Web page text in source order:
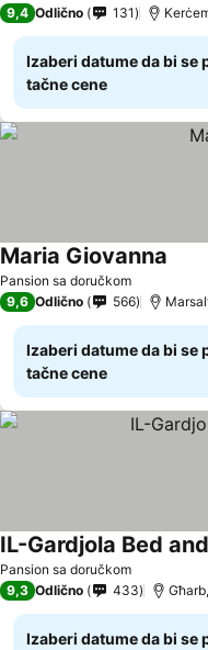
9,4 Odlično 131
Izaberi datume da bi se
tačne cene
Pansion sa doručkom
Maria Giovanna
9,6 Odlično 566
Izaberi datume da bi se
tačne cene
Pansion sa doručkom
IL-Gardjola Bed
9,3 Odlično 433
Izaberi datume da bi se